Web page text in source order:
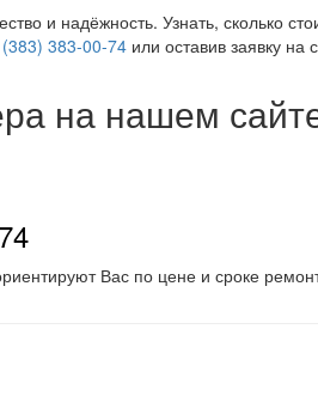
и надёжность. Узнать, сколько
383-00-74или оставив заявку на
на нашем
Вас по цене и сроке